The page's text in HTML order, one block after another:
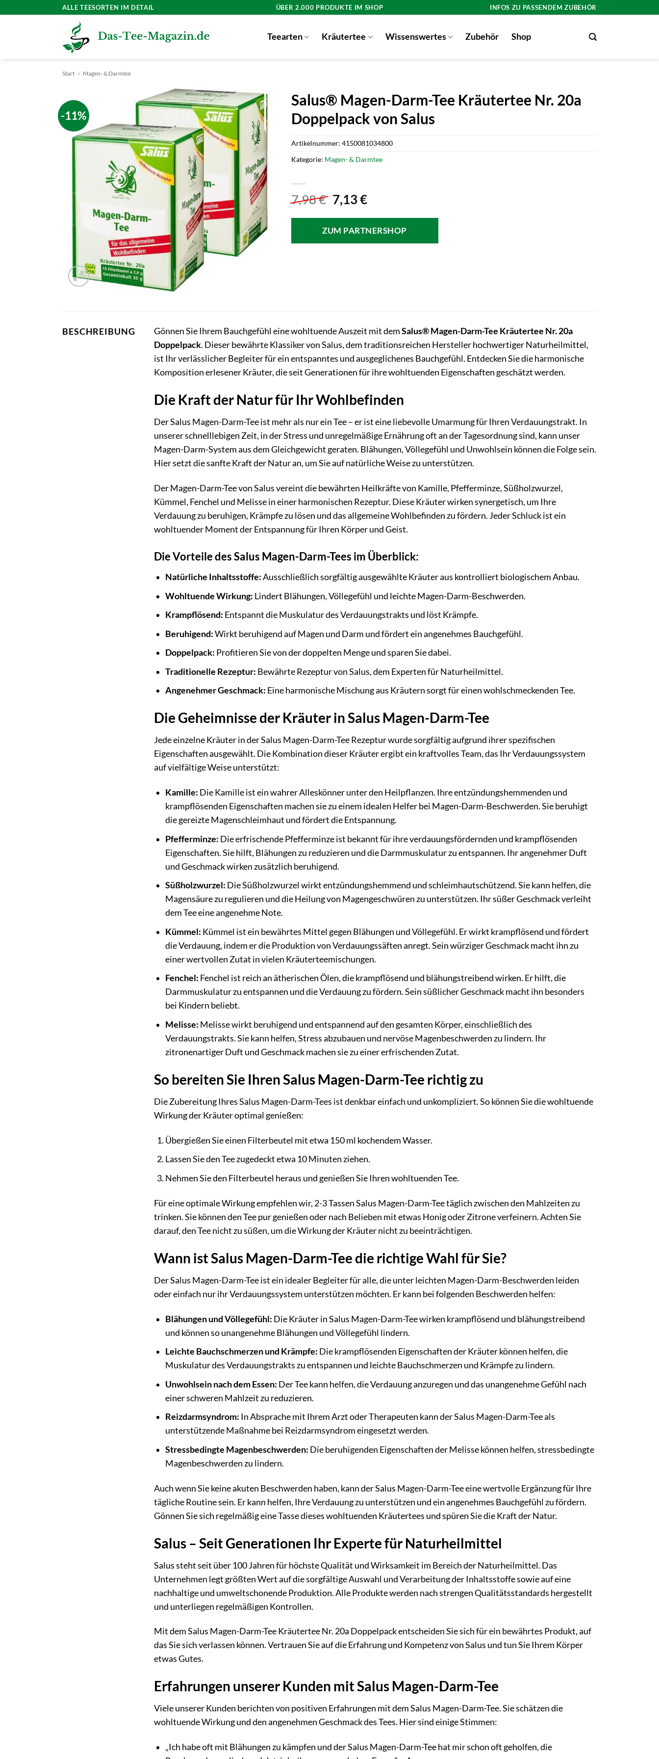
ALLE TEESORTEN IM DETAIL ÜBER 2.000 PRODUKTE IM SHOP INFOS ZU PASSENDEM ZUBEHÖR
Teearten Kräutertee Wissenswertes Zubehör Shop
Start » Magen- & Darmtee
-11%
Salus® Magen-Darm-Tee Kräutertee Nr. 20a
Doppelpack von Salus
7,98€ Ursprünglicher
war:
7,98 €
7,13€Aktueller
ist:
7,13 €.
ZUM PARTNERSHOP
Artikelnummer: 4150081034800
Kategorie: Magen- & Darmtee
BESCHREIBUNG Gönnen Sie Ihrem Bauchgefühl eine wohltuende Auszeit mit demSalus® Magen-Darm-Tee Kräutertee Nr. 20a
Doppelpack. Dieser bewährte Klassiker von Salus, dem traditionsreichen Hersteller hochwertiger Naturheilmittel,
ist Ihr verlässlicher Begleiter für ein entspanntes und ausgeglichenes Bauchgefühl. Entdecken Sie die harmonische
Komposition erlesener Kräuter, die seit Generationen für ihre wohltuenden Eigenschaften geschätzt werden.
Die Kraft der Natur für Ihr Wohlbefinden
Der Salus Magen-Darm-Tee ist mehr als nur ein Tee – er ist eine liebevolle Umarmung für Ihren Verdauungstrakt. In
unserer schnelllebigen Zeit, in der Stress und unregelmäßige Ernährung oft an der Tagesordnung sind, kann unser
Magen-Darm-System aus dem Gleichgewicht geraten. Blähungen, Völlegefühl und Unwohlsein können die Folge sein.
Hier setzt die sanfte Kraft der Natur an, um Sie auf natürliche Weise zu unterstützen.
Der Magen-Darm-Tee von Salus vereint die bewährten Heilkräfte von Kamille, Pfefferminze, Süßholzwurzel,
Kümmel, Fenchel und Melisse in einer harmonischen Rezeptur. Diese Kräuter wirken synergetisch, um Ihre
Verdauung zu beruhigen, Krämpfe zu lösen und das allgemeine Wohlbefinden zu fördern. Jeder Schluck ist ein
wohltuender Moment der Entspannung für Ihren Körper und Geist.
Die Vorteile des Salus Magen-Darm-Tees im Überblick:
Natürliche Inhaltsstoffe:Ausschließlich sorgfältig ausgewählte Kräuter aus kontrolliert biologischem Anbau.
Wohltuende Wirkung: Lindert Blähungen, Völlegefühl und leichte Magen-Darm-Beschwerden.
Krampflösend: Entspannt die Muskulatur des Verdauungstrakts und löst Krämpfe.
Beruhigend:Wirkt beruhigend auf Magen und Darm und fördert ein angenehmes Bauchgefühl.
Doppelpack: Profitieren Sie von der doppelten Menge und sparen Sie dabei.
Traditionelle Rezeptur: Bewährte Rezeptur von Salus, dem Experten für Naturheilmittel.
Angenehmer Geschmack: Eine harmonische Mischung aus Kräutern sorgt für einen wohlschmeckenden Tee.
Die Geheimnisse der Kräuter in Salus Magen-Darm-Tee
Jede einzelne Kräuter in der Salus Magen-Darm-Tee Rezeptur wurde sorgfältig aufgrund ihrer spezifischen
Eigenschaften ausgewählt. Die Kombination dieser Kräuter ergibt ein kraftvolles Team, das Ihr Verdauungssystem
auf vielfältige Weise unterstützt:
Kamille: Die Kamille ist ein wahrer Alleskönner unter den Heilpflanzen. Ihre entzündungshemmenden und
krampflösenden Eigenschaften machen sie zu einem idealen Helfer bei Magen-Darm-Beschwerden. Sie beruhigt
die gereizte Magenschleimhaut und fördert die Entspannung.
Pfefferminze: Die erfrischende Pfefferminze ist bekannt für ihre verdauungsfördernden und krampflösenden
Eigenschaften. Sie hilft, Blähungen zu reduzieren und die Darmmuskulatur zu entspannen. Ihr angenehmer Duft
und Geschmack wirken zusätzlich beruhigend.
Süßholzwurzel: Die Süßholzwurzel wirkt entzündungshemmend und schleimhautschützend. Sie kann helfen, die
Magensäure zu regulieren und die Heilung von Magengeschwüren zu unterstützen. Ihr süßer Geschmack verleiht
dem Tee eine angenehme Note.
Kümmel: Kümmel ist ein bewährtes Mittel gegen Blähungen und Völlegefühl. Er wirkt krampflösend und fördert
die Verdauung, indem er die Produktion von Verdauungssäften anregt. Sein würziger Geschmack macht ihn zu
einer wertvollen Zutat in vielen Kräuterteemischungen.
Fenchel: Fenchel ist reich an ätherischen Ölen, die krampflösend und blähungstreibend wirken. Er hilft, die
Darmmuskulatur zu entspannen und die Verdauung zu fördern. Sein süßlicher Geschmack macht ihn besonders
bei Kindern beliebt.
Melisse: Melisse wirkt beruhigend und entspannend auf den gesamten Körper, einschließlich des
Verdauungstrakts. Sie kann helfen, Stress abzubauen und nervöse Magenbeschwerden zu lindern. Ihr
zitronenartiger Duft und Geschmack machen sie zu einer erfrischenden Zutat.
So bereiten Sie Ihren Salus Magen-Darm-Tee richtig zu
Die Zubereitung Ihres Salus Magen-Darm-Tees ist denkbar einfach und unkompliziert. So können Sie die wohltuende
Wirkung der Kräuter optimal genießen:
Übergießen Sie einen Filterbeutel mit etwa 150 ml kochendem Wasser.
Lassen Sie den Tee zugedeckt etwa 10 Minuten ziehen.
Nehmen Sie den Filterbeutel heraus und genießen Sie Ihren wohltuenden Tee.
Für eine optimale Wirkung empfehlen wir, 2-3 Tassen Salus Magen-Darm-Tee täglich zwischen den Mahlzeiten zu
trinken. Sie können den Tee pur genießen oder nach Belieben mit etwas Honig oder Zitrone verfeinern. Achten Sie
darauf, den Tee nicht zu süßen, um die Wirkung der Kräuter nicht zu beeinträchtigen.
Wann ist Salus Magen-Darm-Tee die richtige Wahl für Sie?
Der Salus Magen-Darm-Tee ist ein idealer Begleiter für alle, die unter leichten Magen-Darm-Beschwerden leiden
oder einfach nur ihr Verdauungssystem unterstützen möchten. Er kann bei folgenden Beschwerden helfen:
Blähungen und Völlegefühl: Die Kräuter in Salus Magen-Darm-Tee wirken krampflösend und blähungstreibend
und können so unangenehme Blähungen und Völlegefühl lindern.
Leichte Bauchschmerzen und Krämpfe: Die krampflösenden Eigenschaften der Kräuter können helfen, die
Muskulatur des Verdauungstrakts zu entspannen und leichte Bauchschmerzen und Krämpfe zu lindern.
Unwohlsein nach dem Essen: Der Tee kann helfen, die Verdauung anzuregen und das unangenehme Gefühl nach
einer schweren Mahlzeit zu reduzieren.
Reizdarmsyndrom: In Absprache mit Ihrem Arzt oder Therapeuten kann der Salus Magen-Darm-Tee als
unterstützende Maßnahme bei Reizdarmsyndrom eingesetzt werden.
Stressbedingte Magenbeschwerden: Die beruhigenden Eigenschaften der Melisse können helfen, stressbedingte
Magenbeschwerden zu lindern.
Auch wenn Sie keine akuten Beschwerden haben, kann der Salus Magen-Darm-Tee eine wertvolle Ergänzung für Ihre
tägliche Routine sein. Er kann helfen, Ihre Verdauung zu unterstützen und ein angenehmes Bauchgefühl zu fördern.
Gönnen Sie sich regelmäßig eine Tasse dieses wohltuenden Kräutertees und spüren Sie die Kraft der Natur.
Salus – Seit Generationen Ihr Experte für Naturheilmittel
Salus steht seit über 100 Jahren für höchste Qualität und Wirksamkeit im Bereich der Naturheilmittel. Das
Unternehmen legt größten Wert auf die sorgfältige Auswahl und Verarbeitung der Inhaltsstoffe sowie auf eine
nachhaltige und umweltschonende Produktion. Alle Produkte werden nach strengen Qualitätsstandards hergestellt
und unterliegen regelmäßigen Kontrollen.
Mit dem Salus Magen-Darm-Tee Kräutertee Nr. 20a Doppelpack entscheiden Sie sich für ein bewährtes Produkt, auf
das Sie sich verlassen können. Vertrauen Sie auf die Erfahrung und Kompetenz von Salus und tun Sie Ihrem Körper
etwas Gutes.
Erfahrungen unserer Kunden mit Salus Magen-Darm-Tee
Viele unserer Kunden berichten von positiven Erfahrungen mit dem Salus Magen-Darm-Tee. Sie schätzen die
wohltuende Wirkung und den angenehmen Geschmack des Tees. Hier sind einige Stimmen:
„Ich habe oft mit Blähungen zu kämpfen und der Salus Magen-Darm-Tee hat mir schon oft geholfen, die